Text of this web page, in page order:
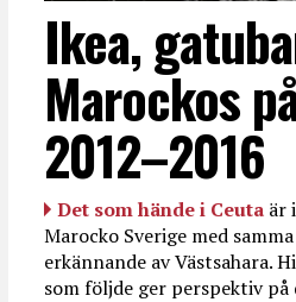
Ikea,
Marockos
2012–2016
Det som hände i Ceuta är
Marocko Sverige med
erkännande av Västsahara.
som följde ger perspektiv